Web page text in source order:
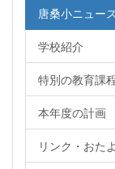
唐桑小ニュース
学校紹介
特別の教育課
本年度の計画
リンク・おた